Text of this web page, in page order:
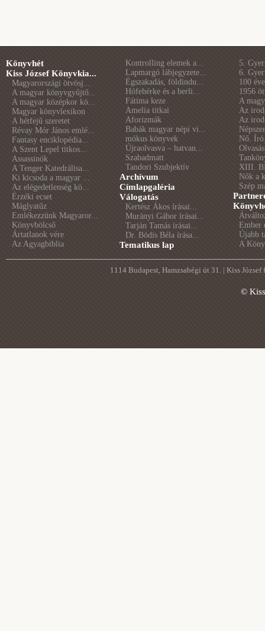
Könyvhét
Kiss József Könyvkia...
Magyarországi ötvösj...
A magyar könyvgyűjtő...
A magyar középkor kö...
Magyar könyvlexikon
A hétfejű szeretet
Révay Mór János emlé...
Fantasy enciklopédia...
A Szent Lepel titkos...
Assassinók
A Tenger Katedrálisa...
Ki kicsoda a magyar ...
Az elégedetlenség kö...
Érzéki ecset
Máglyatűz
Emlékezzünk Magyaror...
Könyvbölcső
Ártatlanok vére
Az Agyagbiblia
Kontrolling elemek a...
Lapmargó lábjegyzete...
Égszakadás, földindu...
Hófehérke és a berli...
Fátima keze
Amelia titkai
Aforizmák
Babák magyar népi vi...
mókus könyvek
Újraolvasva – hatvan...
Szabadmatt
Tandori Szubjektív
Archívum
Címlapgaléria
Válogatás
Kertész Ákos írásai...
Murányi Gábor írásai...
Tarján Tamás írásai...
Dr. Bódis Béla írása...
Tematikus lap
5.
6.
100
1956
A
Az
Az
Nő.
XIII.
Nők a
Szép
Ember
Újabb
A
1114 Budapest, Hamzsabégi út 31. | Kiss
©